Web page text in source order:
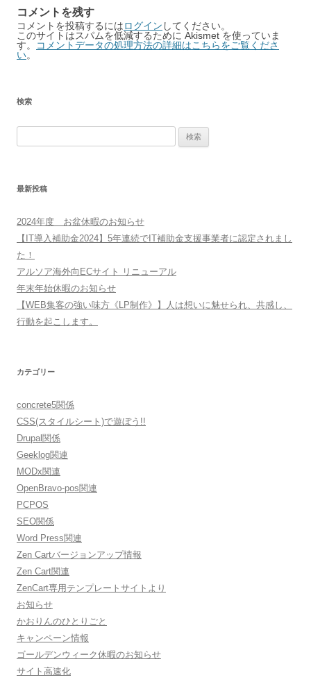
コメントを残す
コメントを投稿するにはログイン してください。
このサイトはスパムを低減するために Akismet を使っていま
す。
コメントデータの処理方法の詳細はこちらをご覧くださ
い。
検索
最新投稿
2024年度 お盆休暇のお知らせ
【IT導入補助金2024】5年連続でIT補助金支援事業者に認定されまし
た！
アルソア海外向ECサイト リニューアル
年末年始休暇のお知らせ
【WEB集客の強い味方《LP制作》】人は想いに魅せられ、共感し、
行動を起こします。
カテゴリー
concrete5関係
CSS(スタイルシート)で遊ぼう!!
Drupal関係
Geeklog関連
MODx関連
OpenBravo-pos関連
PCPOS
SEO関係
Word Press関連
Zen Cartバージョンアップ情報
Zen Cart関連
ZenCart専用テンプレートサイトより
お知らせ
かおりんのひとりごと
キャンペーン情報
ゴールデンウィーク休暇のお知らせ
サイト高速化